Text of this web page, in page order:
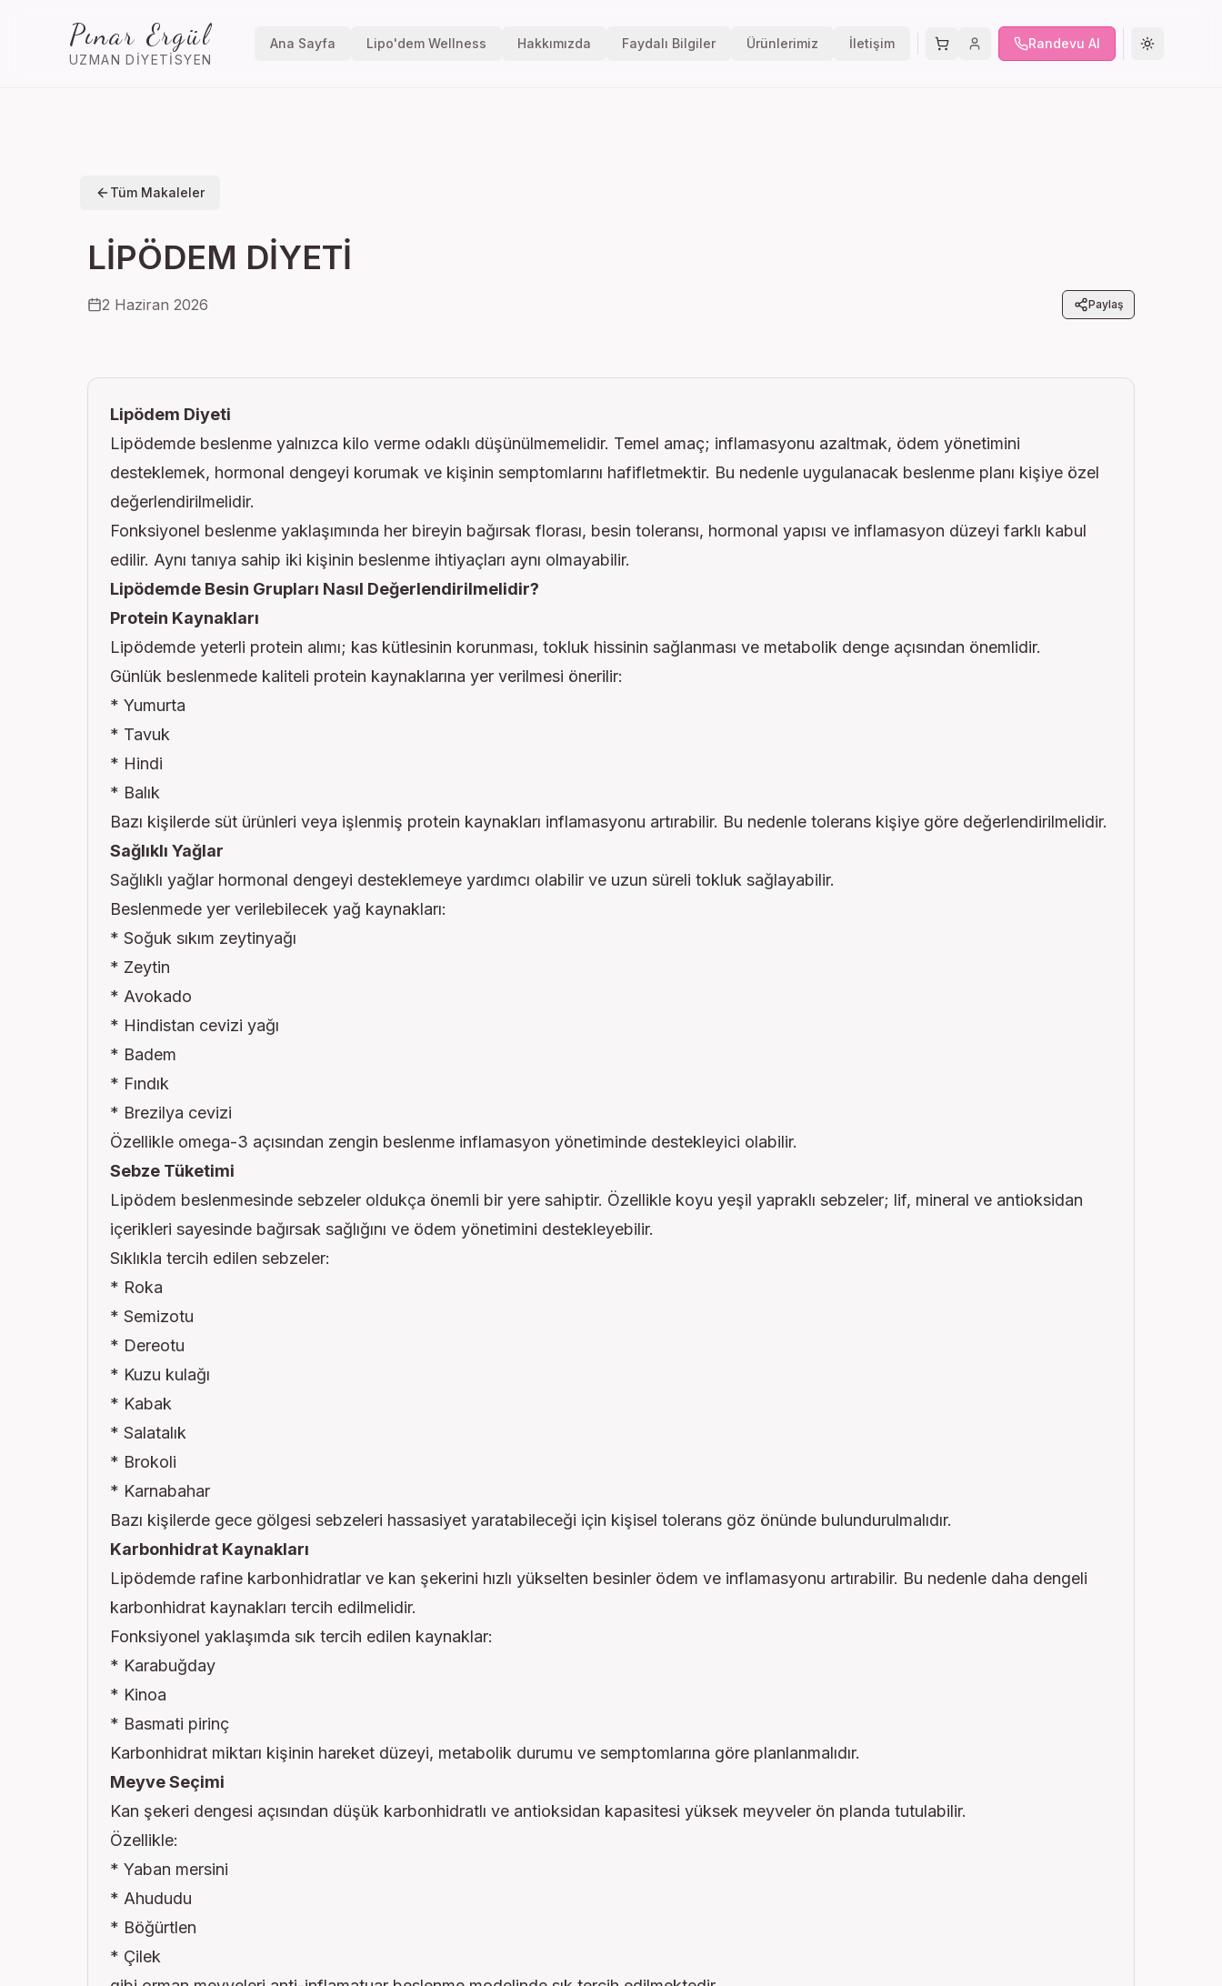
Pınar Ergül
UZMAN DIYETISYEN
Ana Sayfa Lipo'dem Wellness Hakkımızda Faydalı Bilgiler Ürünlerimiz İletişim Randevu Al Tema
Tüm Makaleler
LİPÖDEM DİYETİ
2 Haziran 2026 Paylaş
Lipödem Diyeti
Lipödemde beslenme yalnızca kilo verme odaklı düşünülmemelidir. Temel amaç; inflamasyonu azaltmak, ödem yönetimini
desteklemek, hormonal dengeyi korumak ve kişinin semptomlarını hafifletmektir. Bu nedenle uygulanacak beslenme planı kişiye özel
değerlendirilmelidir.
Fonksiyonel beslenme yaklaşımında her bireyin bağırsak florası, besin toleransı, hormonal yapısı ve inflamasyon düzeyi farklı kabul
edilir. Aynı tanıya sahip iki kişinin beslenme ihtiyaçları aynı olmayabilir.
Lipödemde Besin Grupları Nasıl Değerlendirilmelidir?
Protein Kaynakları
Lipödemde yeterli protein alımı; kas kütlesinin korunması, tokluk hissinin sağlanması ve metabolik denge açısından önemlidir.
Günlük beslenmede kaliteli protein kaynaklarına yer verilmesi önerilir:
* Yumurta
* Tavuk
* Hindi
* Balık
Bazı kişilerde süt ürünleri veya işlenmiş protein kaynakları inflamasyonu artırabilir. Bu nedenle tolerans kişiye göre değerlendirilmelidir.
Sağlıklı Yağlar
Sağlıklı yağlar hormonal dengeyi desteklemeye yardımcı olabilir ve uzun süreli tokluk sağlayabilir.
Beslenmede yer verilebilecek yağ kaynakları:
* Soğuk sıkım zeytinyağı
* Zeytin
* Avokado
* Hindistan cevizi yağı
* Badem
* Fındık
* Brezilya cevizi
Özellikle omega-3 açısından zengin beslenme inflamasyon yönetiminde destekleyici olabilir.
Sebze Tüketimi
Lipödem beslenmesinde sebzeler oldukça önemli bir yere sahiptir. Özellikle koyu yeşil yapraklı sebzeler; lif, mineral ve antioksidan
içerikleri sayesinde bağırsak sağlığını ve ödem yönetimini destekleyebilir.
Sıklıkla tercih edilen sebzeler:
* Roka
* Semizotu
* Dereotu
* Kuzu kulağı
* Kabak
* Salatalık
* Brokoli
* Karnabahar
Bazı kişilerde gece gölgesi sebzeleri hassasiyet yaratabileceği için kişisel tolerans göz önünde bulundurulmalıdır.
Karbonhidrat Kaynakları
Lipödemde rafine karbonhidratlar ve kan şekerini hızlı yükselten besinler ödem ve inflamasyonu artırabilir. Bu nedenle daha dengeli
karbonhidrat kaynakları tercih edilmelidir.
Fonksiyonel yaklaşımda sık tercih edilen kaynaklar:
* Karabuğday
* Kinoa
* Basmati pirinç
Karbonhidrat miktarı kişinin hareket düzeyi, metabolik durumu ve semptomlarına göre planlanmalıdır.
Meyve Seçimi
Kan şekeri dengesi açısından düşük karbonhidratlı ve antioksidan kapasitesi yüksek meyveler ön planda tutulabilir.
Özellikle:
* Yaban mersini
* Ahududu
* Böğürtlen
* Çilek